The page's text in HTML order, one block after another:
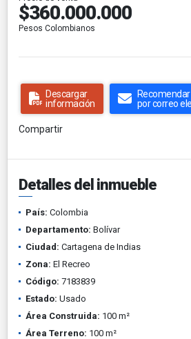
$360.000.000
Pesos Colombianos
Descargar
información
por correo
Compartir
Detalles del inmueble
País: Colombia
Departamento: Bolívar
Ciudad: Cartagena de Indias
Zona: El Recreo
Código: 7183839
Estado: Usado
Área Construida: 100 m²
Área Terreno: 100 m²